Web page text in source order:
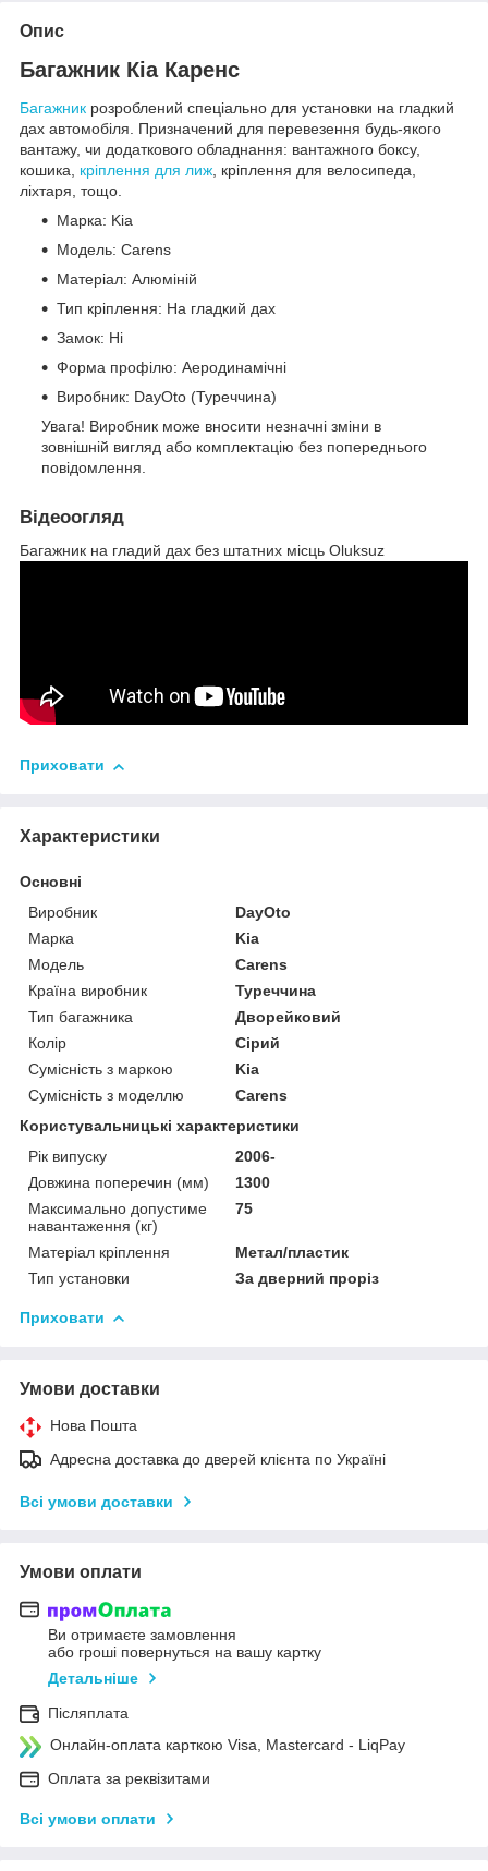
Опис
Багажник Кіа Каренс
Багажник розроблений спеціально для установки на гладкий
дах автомобіля. Призначений для перевезення будь-якого
вантажу, чи додаткового обладнання: вантажного боксу,
кошика, кріплення для лиж, кріплення для велосипеда,
ліхтаря, тощо.
Марка: Kia
Модель: Carens
Матеріал: Алюміній
Тип кріплення: На гладкий дах
Замок: Ні
Форма профілю: Аеродинамічні
Виробник: DayOto (Туреччина)
Увага! Виробник може вносити незначні зміни в
зовнішній вигляд або комплектацію без попереднього
повідомлення.
Відеоогляд
Багажник на гладий дах без штатних місць Oluksuz
Приховати
Характеристики
Основні
Виробник
DayOto
Марка
Kia
Модель
Carens
Країна виробник
Туреччина
Тип багажника
Дворейковий
Колір
Сірий
Сумісність з маркою
Kia
Сумісність з моделлю
Carens
Користувальницькі характеристики
Рік випуску
2006-
Довжина поперечин (мм)
1300
Максимально допустиме
навантаження (кг)
75
Матеріал кріплення
Метал/пластик
Тип установки
За дверний проріз
Приховати
Умови доставки
Нова Пошта
Адресна доставка до дверей клієнта по Україні
Всі умови доставки
Умови оплати
Ви отримаєте замовлення
або гроші повернуться на вашу картку
Детальніше
Післяплата
Онлайн-оплата карткою Visa, Mastercard - LiqPay
Оплата за реквізитами
Всі умови оплати